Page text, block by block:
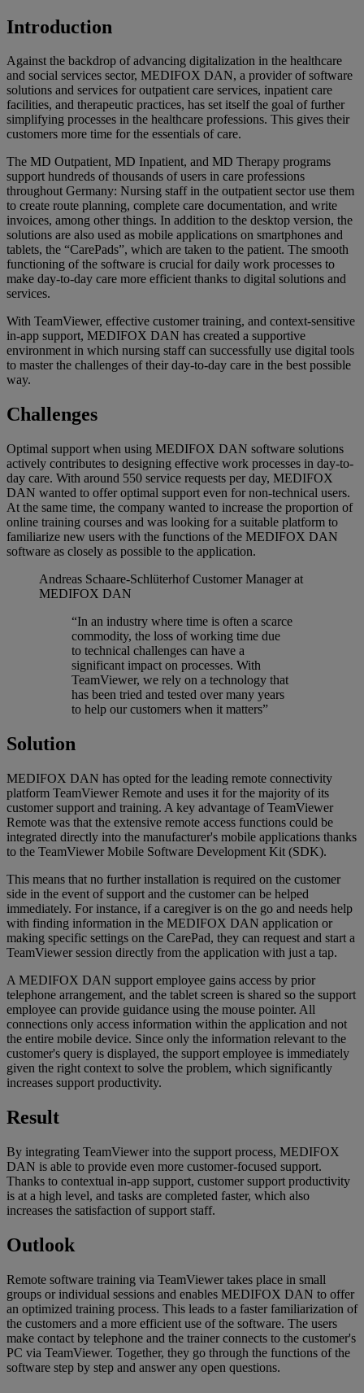
Introduction
Against the backdrop of advancing digitalization in the healthcare
and social services sector, MEDIFOX DAN, a provider of software
solutions and services for outpatient care services, inpatient care
facilities, and therapeutic practices, has set itself the goal of further
simplifying processes in the healthcare professions. This gives their
customers more time for the essentials of care.
The MD Outpatient, MD Inpatient, and MD Therapy programs
support hundreds of thousands of users in care professions
throughout Germany: Nursing staff in the outpatient sector use them
to create route planning, complete care documentation, and write
invoices, among other things. In addition to the desktop version, the
solutions are also used as mobile applications on smartphones and
tablets, the “CarePads”, which are taken to the patient. The smooth
functioning of the software is crucial for daily work processes to
make day-to-day care more efficient thanks to digital solutions and
services.
With TeamViewer, effective customer training, and context-sensitive
in-app support, MEDIFOX DAN has created a supportive
environment in which nursing staff can successfully use digital tools
to master the challenges of their day-to-day care in the best possible
way.
Challenges
Optimal support when using MEDIFOX DAN software solutions
actively contributes to designing effective work processes in day-to-
day care. With around 550 service requests per day, MEDIFOX
DAN wanted to offer optimal support even for non-technical users.
At the same time, the company wanted to increase the proportion of
online training courses and was looking for a suitable platform to
familiarize new users with the functions of the MEDIFOX DAN
software as closely as possible to the application.
Andreas Schaare-Schlüterhof Customer Manager at
MEDIFOX DAN
“In an industry where time is often a scarce
commodity, the loss of working time due
to technical challenges can have a
significant impact on processes. With
TeamViewer, we rely on a technology that
has been tried and tested over many years
to help our customers when it matters”
Solution
MEDIFOX DAN has opted for the leading remote connectivity
platform TeamViewer Remote and uses it for the majority of its
customer support and training. A key advantage of TeamViewer
Remote was that the extensive remote access functions could be
integrated directly into the manufacturer's mobile applications thanks
to the TeamViewer Mobile Software Development Kit (SDK).
This means that no further installation is required on the customer
side in the event of support and the customer can be helped
immediately. For instance, if a caregiver is on the go and needs help
with finding information in the MEDIFOX DAN application or
making specific settings on the CarePad, they can request and start a
TeamViewer session directly from the application with just a tap.
A MEDIFOX DAN support employee gains access by prior
telephone arrangement, and the tablet screen is shared so the support
employee can provide guidance using the mouse pointer. All
connections only access information within the application and not
the entire mobile device. Since only the information relevant to the
customer's query is displayed, the support employee is immediately
given the right context to solve the problem, which significantly
increases support productivity.
Result
By integrating TeamViewer into the support process, MEDIFOX
DAN is able to provide even more customer-focused support.
Thanks to contextual in-app support, customer support productivity
is at a high level, and tasks are completed faster, which also
increases the satisfaction of support staff.
Outlook
Remote software training via TeamViewer takes place in small
groups or individual sessions and enables MEDIFOX DAN to offer
an optimized training process. This leads to a faster familiarization of
the customers and a more efficient use of the software. The users
make contact by telephone and the trainer connects to the customer's
PC via TeamViewer. Together, they go through the functions of the
software step by step and answer any open questions.